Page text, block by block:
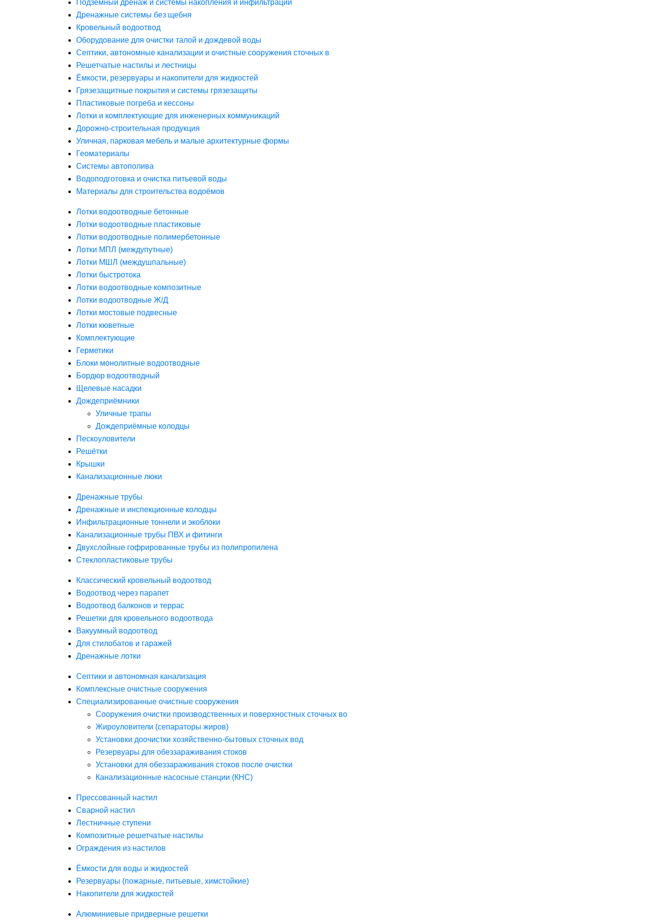
Подземный дренаж и системы накопления и инфильтрации
Дренажные системы без щебня
Кровельный водоотвод
Оборудование для очистки талой и дождевой воды
Септики, автономные канализации и очистные сооружения сточных в
Решетчатые настилы и лестницы
Ёмкости, резервуары и накопители для жидкостей
Грязезащитные покрытия и системы грязезащиты
Пластиковые погреба и кессоны
Лотки и комплектующие для инженерных коммуникаций
Дорожно-строительная продукция
Уличная, парковая мебель и малые архитектурные формы
Геоматериалы
Системы автополива
Водоподготовка и очистка питьевой воды
Материалы для строительства водоёмов
Лотки водоотводные бетонные
Лотки водоотводные пластиковые
Лотки водоотводные полимербетонные
Лотки МПЛ (междупутные)
Лотки МШЛ (междушпальные)
Лотки быстротока
Лотки водоотводные композитные
Лотки водоотводные Ж/Д
Лотки мостовые подвесные
Лотки кюветные
Комплектующие
Герметики
Блоки монолитные водоотводные
Бордюр водоотводный
Щелевые насадки
Дождеприёмники
Уличные трапы
Дождеприёмные колодцы
Пескоуловители
Решётки
Крышки
Канализационные люки
Дренажные трубы
Дренажные и инспекционные колодцы
Инфильтрационные тоннели и экоблоки
Канализационные трубы ПВХ и фитинги
Двухслойные гофрированные трубы из полипропилена
Стеклопластиковые трубы
Классический кровельный водоотвод
Водоотвод через парапет
Водоотвод балконов и террас
Решетки для кровельного водоотвода
Вакуумный водоотвод
Для стилобатов и гаражей
Дренажные лотки
Септики и автономная канализация
Комплексные очистные сооружения
Специализированные очистные сооружения
Сооружения очистки производственных и поверхностных сточных во
Жироуловители (сепараторы жиров)
Установки доочистки хозяйственно-бытовых сточных вод
Резервуары для обеззараживания стоков
Установки для обеззараживания стоков после очистки
Канализационные насосные станции (КНС)
Прессованный настил
Сварной настил
Лестничные ступени
Композитные решетчатые настилы
Ограждения из настилов
Ёмкости для воды и жидкостей
Резервуары (пожарные, питьевые, химстойкие)
Накопители для жидкостей
Алюминиевые придверные решетки